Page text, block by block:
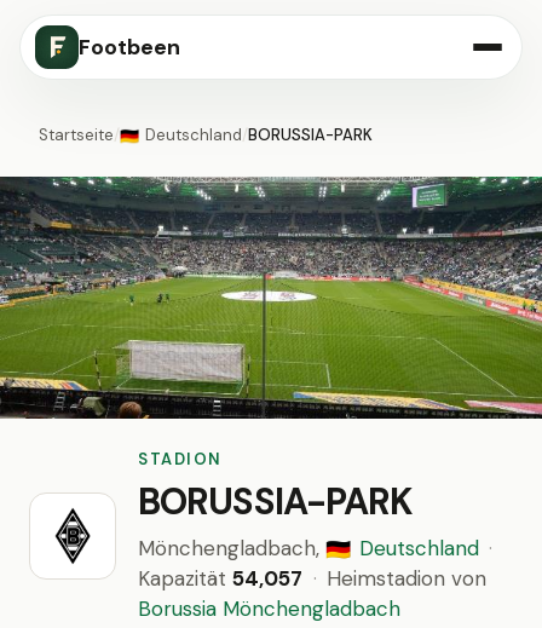
Footbeen
Startseite/🇩🇪 Deutschland/BORUSSIA-PARK
STADION
BORUSSIA-PARK
Mönchengladbach, 🇩🇪 Deutschland ·
Kapazität 54,057 · Heimstadion von
Borussia Mönchengladbach